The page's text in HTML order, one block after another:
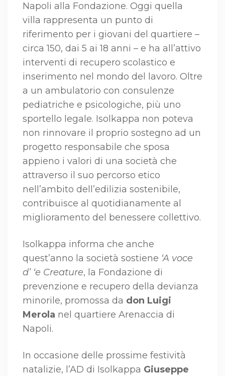
Napoli alla Fondazione. Oggi quella
villa rappresenta un punto di
riferimento per i giovani del quartiere –
circa 150, dai 5 ai 18 anni – e ha all’attivo
interventi di recupero scolastico e
inserimento nel mondo del lavoro. Oltre
a un ambulatorio con consulenze
pediatriche e psicologiche, più uno
sportello legale. Isolkappa non poteva
non rinnovare il proprio sostegno ad un
progetto responsabile che sposa
appieno i valori di una società che
attraverso il suo percorso etico
nell’ambito dell’edilizia sostenibile,
contribuisce al quotidianamente al
miglioramento del benessere collettivo.
Isolkappa informa che anche
quest’anno la società sostiene ‘A voce
d’ ‘e Creature, la Fondazione di
prevenzione e recupero della devianza
minorile, promossa da don Luigi
Merola nel quartiere Arenaccia di
Napoli.
In occasione delle prossime festività
natalizie, l’AD di Isolkappa Giuseppe